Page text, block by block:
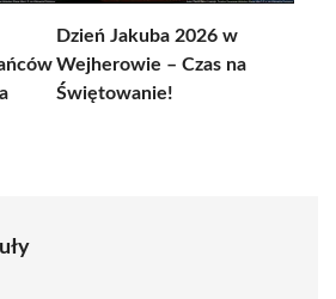
Dzień Jakuba 2026 w
Wejherowie – Czas na
Świętowanie!